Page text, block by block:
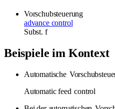
Vorschubsteuerung
advance control
Subst. f
Beispiele im Kontext
Automatische
Automatic feed control